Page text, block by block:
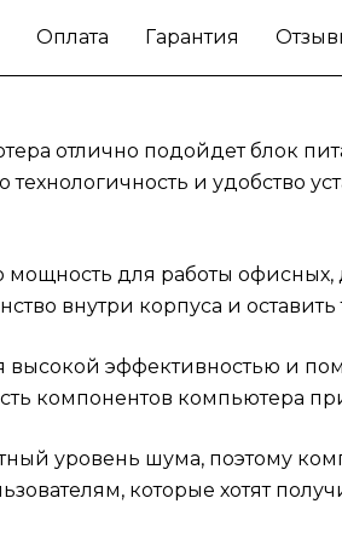
Оплата Гарантия
отлично подойдет блок
и удобство
для работы
внутри корпуса и
высокой эффективностью и
компонентов компьютера
уровень шума, поэтому
которые хотят